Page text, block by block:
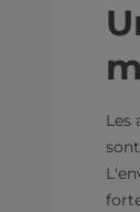
Les